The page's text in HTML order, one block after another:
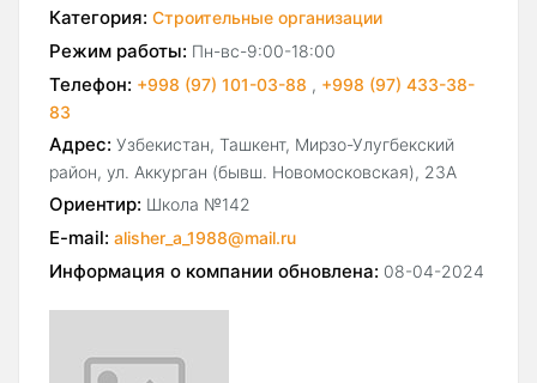
Категория: Строительные организации
Режим работы: Пн-вс-9:00-18:00
Телефон: +998 (97) 101-03-88 , +998 (97) 433-38-
83
Адрес: Узбекистан, Ташкент, Мирзо-Улугбекский
район, ул. Аккурган (бывш. Новомосковская), 23А
Ориентир: Школа №142
E-mail: alisher_a_1988@mail.ru
Информация о компании обновлена: 08-04-2024